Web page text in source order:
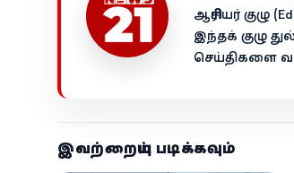
ஆசிரியர்
இந்தக் குழு
செய்திகளை
இவற்றையும் படிக்கவும்